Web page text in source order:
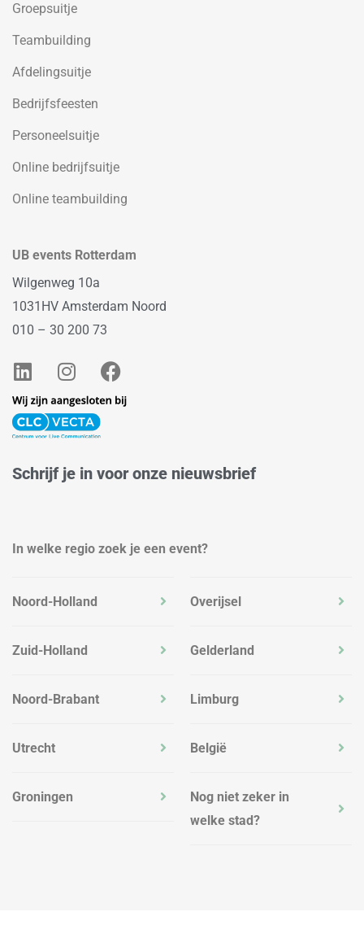
Groepsuitje
Teambuilding
Afdelingsuitje
Bedrijfsfeesten
Personeelsuitje
Online bedrijfsuitje
Online teambuilding
UB events Rotterdam
Wilgenweg 10a
1031HV Amsterdam Noord
010 – 30 200 73
L
i
n
k
d
I
n
s
t
g
F
a
c
o
Schrijf je in voor onze nieuwsbrief
In welke regio zoek je een event?
Noord-Holland
Zuid-Holland
Noord-Brabant
Utrecht
Groningen
Overijsel
Gelderland
Limburg
België
Nog niet zeker in
welke stad?